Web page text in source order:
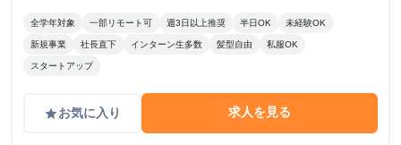
全学年対象 一部リモート可 週3日以上推奨 半日OK 未経験OK
新規事業 社長直下 インターン生多数 髪型自由 私服OK
スタートアップ
gradeお気に入り 求人を見る